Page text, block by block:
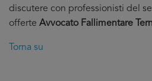
discutere con professionisti del
offerte Avvocato Fallimentare
Torna su